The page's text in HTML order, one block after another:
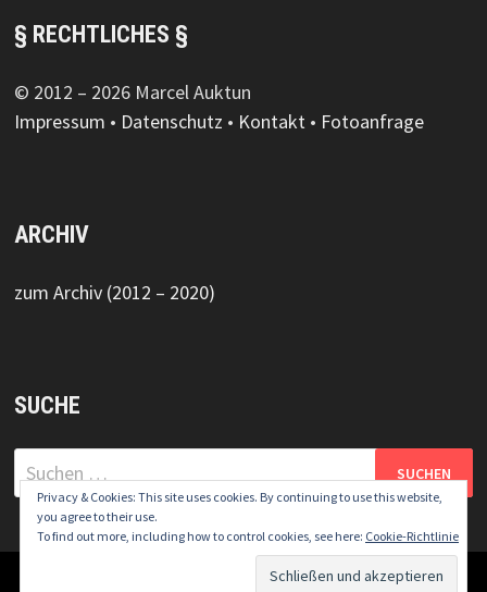
§ RECHTLICHES §
© 2012 – 2026 Marcel Auktun
Impressum • Datenschutz • Kontakt• Fotoanfrage
ARCHIV
zum Archiv (2012 – 2020)
SUCHE
Suchen
nach:Privacy & Cookies: This site uses cookies. By continuing to use this website,
you agree to their use.
To find out more, including how to control cookies, see here: Cookie-Richtlinie